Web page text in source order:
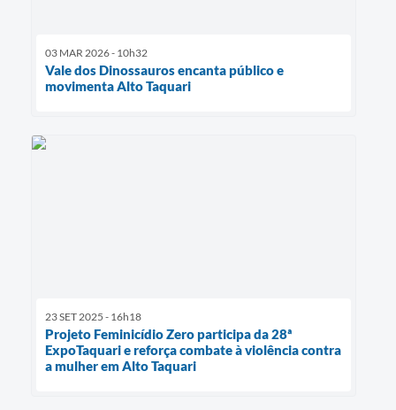
03 MAR 2026 - 10h32
Vale dos Dinossauros encanta público e
movimenta Alto Taquari
23 SET 2025 - 16h18
Projeto Feminicídio Zero participa da 28ª
ExpoTaquari e reforça combate à violência contra
a mulher em Alto Taquari